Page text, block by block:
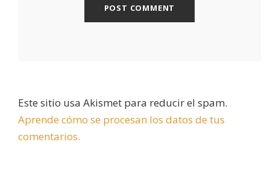
Este sitio usa Akismet para reducir el spam.
Aprende cómo se procesan los datos de tus
comentarios.